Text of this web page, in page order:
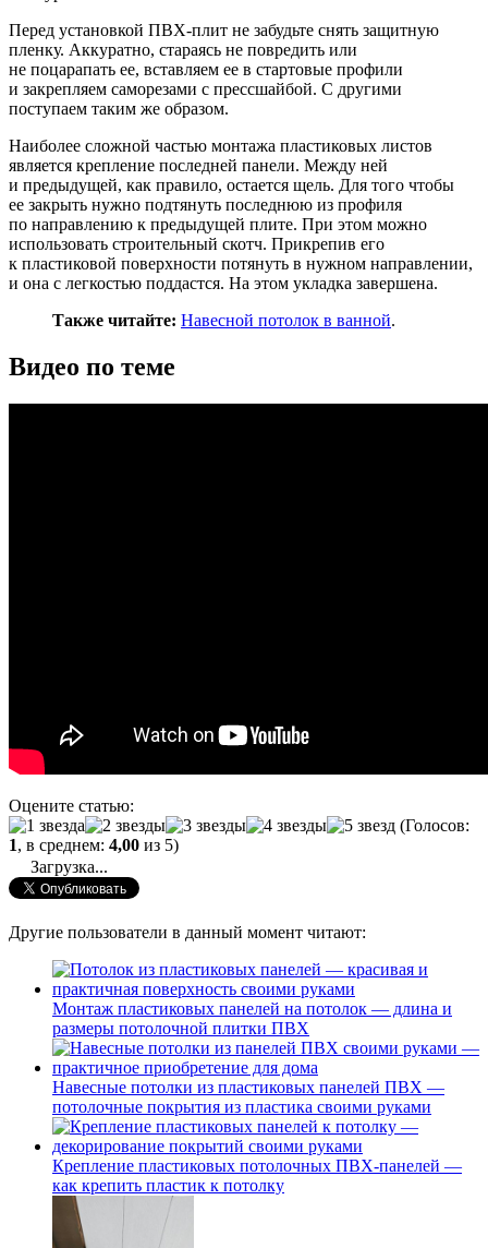
Перед установкой ПВХ-плит не забудьте снять защитную
пленку. Аккуратно, стараясь не повредить или
не поцарапать ее, вставляем ее в стартовые профили
и закрепляем саморезами с прессшайбой. С другими
поступаем таким же образом.
Наиболее сложной частью монтажа пластиковых листов
является крепление последней панели. Между ней
и предыдущей, как правило, остается щель. Для того чтобы
ее закрыть нужно подтянуть последнюю из профиля
по направлению к предыдущей плите. При этом можно
использовать строительный скотч. Прикрепив его
к пластиковой поверхности потянуть в нужном направлении,
и она с легкостью поддастся. На этом укладка завершена.
Также читайте: Навесной потолок в ванной.
Видео по теме
Оцените статью:
(Голосов:
1, в среднем: 4,00 из 5)
Загрузка...
Другие пользователи в данный момент читают:
Монтаж пластиковых панелей на потолок — длина и
размеры потолочной плитки ПВХ
Навесные потолки из пластиковых панелей ПВХ —
потолочные покрытия из пластика своими руками
Крепление пластиковых потолочных ПВХ-панелей —
как крепить пластик к потолку